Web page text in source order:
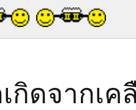
กิดจากเ